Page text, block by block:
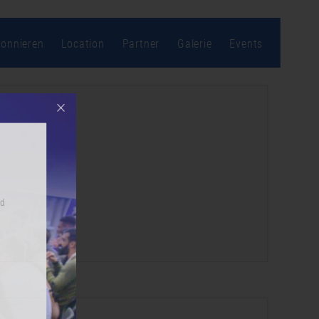
Location Partner Galerie Events
und